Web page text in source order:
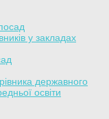
у закладах
державного
освіти